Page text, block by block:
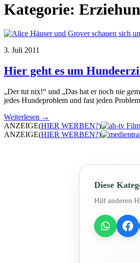
Kategorie:
3. Juli 2011
Hier geht es um
„Der tut nix!“ und „Das hat er noch nie
jedes Hundeproblem und fast jeden
Weiterlesen →
ANZEIGE(HIER WERBEN?)
ANZEIGE(HIER WERBEN?)
Diese
Hilf anderen